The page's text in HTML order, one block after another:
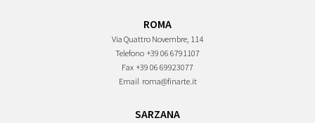
ROMA
Via Quattro Novembre, 114
Telefono +39 06 6791107
Fax +39 06 69923077
Email roma@finarte.it
SARZANA